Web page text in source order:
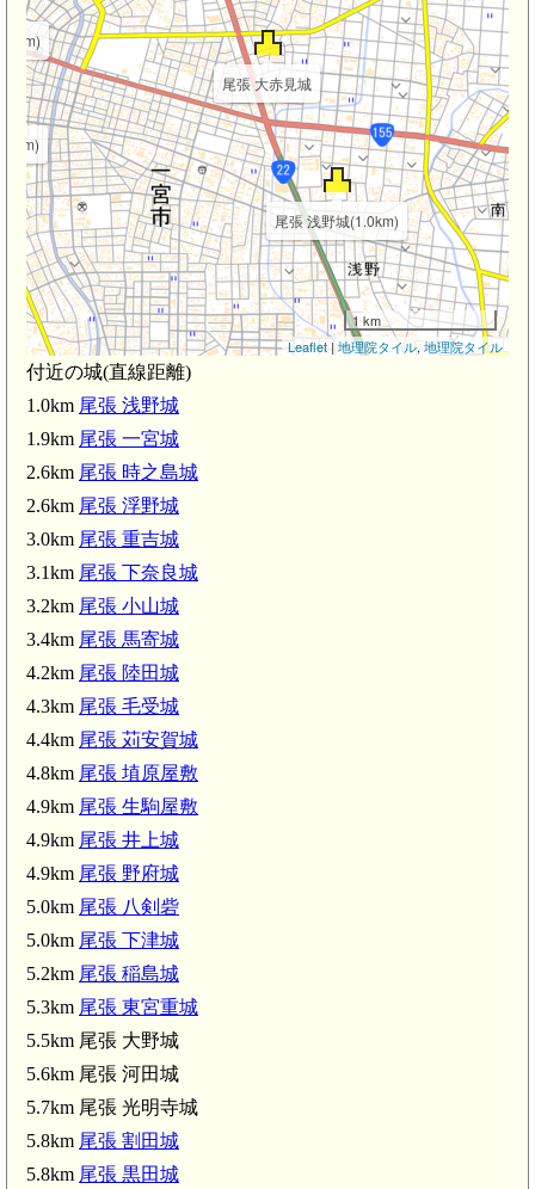
霊神社(5.7km)
尾張 大赤見城
尾張 浅野城(1.0km)
尾張 陸田城(4.2km)
1 km
Leaflet | 地理院タイル, 地理院タイル
付近の城(直線距離)
1.0km 尾張 浅野城
1.9km 尾張 一宮城
2.6km 尾張 時之島城
2.6km 尾張 浮野城
3.0km 尾張 重吉城
3.1km 尾張 下奈良城
3.2km 尾張 小山城
3.4km 尾張 馬寄城
4.2km 尾張 陸田城
4.3km 尾張 毛受城
4.4km 尾張 苅安賀城
4.8km 尾張 埴原屋敷
4.9km 尾張 生駒屋敷
4.9km 尾張 井上城
4.9km 尾張 野府城
5.0km 尾張 八剣砦
5.0km 尾張 下津城
5.2km 尾張 稲島城
5.3km 尾張 東宮重城
5.5km 尾張 大野城
5.6km 尾張 河田城
5.7km 尾張 光明寺城
5.8km 尾張 割田城
5.8km 尾張 黒田城